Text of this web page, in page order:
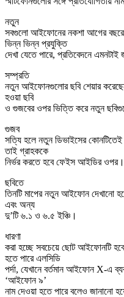
নতুন
সবগুলো আইফোনের নকশা আগের
ভিন্ন ভিন্ন প্রযুক্তি
দেখা যেতে পারে, প্রতিবেদনে এমনটাই
সম্প্রতি
নতুন আইফোনগুলোর ছবি শেয়ার
হওয়া ছবি
ও গুজবের ওপর ভিত্তি করে নতুন
গুজব
সত্যি হলে নতুন ডিভাইসের
তাই গ্রাহককে
নির্ভর করতে হবে ফেইস আইডির ওপর।
ছবিতে
তিনটি মাপের নতুন আইফোন দেখানো
এবং অন্য
দু’টি ৬.১ ও ৬.৫ ইঞ্চি।
ধারণা
করা হচ্ছে সবচেয়ে ছোট আইফোনটি
হতে পারে এলসিডি
পর্দা, যেখানে বর্তমান আইফোন X-এ
‘আইফোন ৯’
নাম দেওয়া হতে পারে বলেও জানানো